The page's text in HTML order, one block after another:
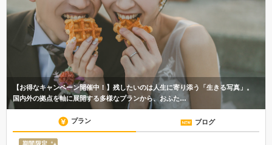
【お得なキャンペーン開催中！】残したいのは人生に寄り添う「生きる写真」。
国内外の拠点を軸に展開する多様なプランから、おふた…
プラン ブログ
期間限定